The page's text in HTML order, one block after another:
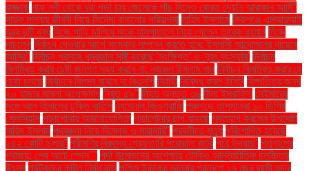
রাজ্জাক নাফ নদী থেকে ধরা পড়া চার জেলেকে পাঁচ দিনেও ফেরত দেয়নি আরাকান আর্মি"
নায়ক মান্নার জীবনী নিয়ে সিনেমা বানানোর পরিকল্পনা নাহিদ ইসলামে নিকগঞ্জে এমআরআই
যন্ত্র দুটি বন্ধ নিজে গাড়ি চালিয়ে মাকে হাসপাতালে নিয়ে গেলেন তারেক রহমান নিজে
নাচলেন নির্বাচন দেওয়ার আগে সংস্কার সম্পন্ন করতে হবে: ইসলামী আন্দোলনের নায়েবে
আমির" নির্বাচন প্রসঙ্গে ধূম্রজাল সৃষ্টি করেছে 'সংক্ষিপ্ত' ও 'বৃহৎ সংস্কার' নির্বাচন
বিলম্বিত করার চেষ্টা জনগণ সহ্য করবে না: নজরুল ইসলাম খান নির্বাচন বিলম্বিত করার যে
চেষ্টা চলছে নির্বাচনে বিলম্ব মানবে না বিএনপি নির্বাহী নিষিদ্ধ করল ইসিবি নিষ্পত্তির জন্য
২০ হাজার মামলা অপেক্ষমাণ নিহত ৫৯" নিহত অন্তত ৩৬ নীলা ইসরাফিল নেইমারের
সঙ্গে আল হিলালের চুক্তি বাতিল ন্যাশনাল জিওগ্রাফি পঞ্চগড়ে তাপমাত্রা ১০ ডিগ্রি
সেলসিয়াস পড়াশোনায় অমনোযোগিতা পড়াশোনার চাপ বাড়ছে পদত্যাগ করলেন উপদেষ্টা
নাহিদ ইসলাম পদবঞ্চনা নিয়ে বিক্ষোভ ও মারামারি" পরবর্তীতে মৃত্যু পরিশোধিত হয়েছে
২৪২ কোটি ডলার" পরীমণির বিরুদ্ধে গ্রেফতারি পরোয়ানা জারি পরে উদ্ধার" পর্তুগালের
পরাজয়; শেষ আটে স্পেন"" পর্দা উন্মোচনের অপেক্ষায় টোকিও আন্তর্জাতিক চলচ্চিত্র
উৎসব পর্যটকদের কাটল নির্ঘুম রাত পশ্চিম ইরাকের আনবার প্রদেশে ১৭ বছর বয়সী হুদার